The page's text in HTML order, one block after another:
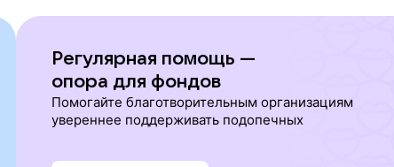
Регулярная помощь —
опора для фондов
Помогайте благотворительным организациям
увереннее поддерживать подопечных